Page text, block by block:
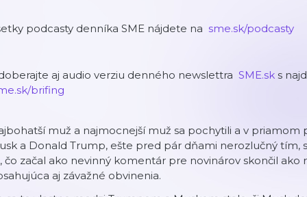
podcasty denníka SME nájdete na ⁠⁠⁠⁠⁠⁠⁠⁠⁠⁠⁠⁠⁠⁠⁠⁠⁠⁠⁠⁠⁠⁠⁠⁠⁠⁠⁠⁠⁠⁠⁠⁠⁠⁠⁠⁠⁠⁠⁠⁠⁠⁠⁠⁠⁠⁠⁠⁠⁠⁠⁠⁠⁠⁠⁠⁠⁠⁠⁠⁠⁠⁠⁠⁠⁠⁠⁠⁠⁠⁠⁠⁠⁠⁠⁠⁠⁠⁠⁠⁠⁠⁠⁠⁠⁠⁠⁠⁠⁠⁠⁠⁠⁠⁠⁠⁠⁠⁠⁠⁠⁠⁠⁠⁠⁠⁠⁠⁠⁠⁠⁠⁠⁠⁠⁠⁠⁠⁠⁠⁠⁠⁠⁠⁠⁠⁠⁠⁠⁠⁠⁠⁠⁠⁠⁠⁠⁠⁠⁠⁠⁠⁠⁠⁠⁠⁠⁠⁠⁠⁠⁠⁠⁠⁠⁠⁠⁠⁠⁠⁠⁠⁠⁠⁠⁠⁠⁠⁠⁠⁠⁠⁠⁠⁠⁠⁠⁠⁠⁠⁠⁠⁠⁠⁠⁠⁠⁠⁠⁠⁠⁠⁠⁠⁠⁠⁠⁠⁠⁠⁠⁠⁠⁠⁠⁠⁠⁠⁠⁠⁠⁠⁠⁠⁠⁠⁠⁠⁠⁠⁠⁠⁠⁠⁠⁠⁠⁠⁠⁠⁠⁠⁠⁠⁠⁠⁠⁠⁠⁠⁠⁠⁠⁠⁠⁠⁠⁠⁠⁠⁠⁠⁠⁠⁠⁠⁠⁠⁠⁠⁠⁠⁠⁠⁠⁠⁠⁠⁠⁠⁠⁠⁠⁠⁠⁠⁠⁠⁠⁠⁠⁠⁠⁠⁠⁠⁠⁠⁠⁠⁠⁠⁠⁠⁠⁠⁠⁠⁠⁠⁠⁠⁠⁠⁠⁠⁠⁠⁠⁠⁠⁠⁠⁠⁠⁠⁠⁠⁠⁠⁠⁠⁠⁠⁠⁠⁠⁠⁠⁠⁠⁠⁠⁠⁠⁠⁠⁠⁠⁠⁠⁠⁠⁠⁠⁠⁠⁠⁠⁠⁠⁠⁠⁠⁠⁠⁠⁠⁠⁠⁠⁠⁠⁠⁠⁠⁠⁠⁠⁠⁠⁠⁠⁠⁠⁠⁠⁠⁠⁠⁠⁠⁠⁠⁠⁠⁠⁠⁠⁠⁠⁠⁠⁠⁠⁠⁠⁠⁠⁠⁠⁠⁠⁠⁠⁠⁠⁠⁠⁠⁠⁠⁠⁠⁠⁠⁠⁠⁠⁠⁠⁠⁠⁠⁠⁠⁠⁠⁠⁠⁠⁠⁠⁠ sme.sk/podcasty⁠⁠⁠⁠⁠⁠⁠⁠⁠⁠⁠⁠⁠⁠⁠⁠⁠⁠⁠⁠⁠⁠⁠⁠⁠⁠⁠⁠⁠⁠⁠⁠⁠⁠⁠⁠⁠⁠⁠⁠⁠⁠⁠⁠⁠⁠⁠⁠⁠⁠⁠⁠⁠⁠⁠⁠⁠⁠⁠⁠⁠⁠⁠⁠⁠⁠⁠⁠⁠⁠⁠⁠⁠⁠⁠⁠⁠⁠⁠⁠⁠⁠⁠⁠⁠⁠⁠⁠⁠⁠⁠⁠⁠⁠⁠⁠⁠⁠⁠⁠⁠⁠⁠⁠⁠⁠⁠⁠⁠⁠⁠⁠⁠⁠⁠⁠⁠⁠⁠⁠⁠⁠⁠⁠⁠⁠⁠⁠⁠⁠⁠⁠⁠⁠⁠⁠⁠⁠⁠⁠⁠⁠⁠⁠⁠⁠⁠⁠⁠⁠⁠⁠⁠⁠⁠⁠⁠⁠⁠⁠⁠⁠⁠⁠⁠⁠⁠⁠⁠⁠⁠⁠⁠⁠⁠⁠⁠⁠⁠⁠⁠⁠⁠⁠⁠⁠⁠⁠⁠⁠⁠⁠⁠⁠⁠⁠⁠⁠⁠⁠⁠⁠⁠⁠⁠⁠⁠⁠⁠⁠⁠⁠⁠⁠⁠⁠⁠⁠⁠⁠⁠⁠⁠⁠⁠⁠⁠⁠⁠⁠⁠⁠⁠⁠⁠⁠⁠⁠⁠⁠⁠⁠⁠⁠⁠⁠⁠⁠⁠⁠⁠⁠⁠⁠⁠⁠⁠⁠⁠⁠⁠⁠⁠⁠⁠⁠⁠⁠⁠⁠⁠⁠⁠⁠⁠⁠⁠⁠⁠⁠⁠⁠⁠⁠⁠⁠⁠⁠⁠⁠⁠⁠⁠⁠⁠⁠⁠⁠⁠⁠⁠⁠⁠⁠⁠⁠⁠⁠⁠⁠⁠⁠⁠⁠⁠⁠⁠⁠⁠⁠⁠⁠⁠⁠⁠⁠⁠⁠⁠⁠⁠⁠⁠⁠⁠⁠⁠⁠⁠⁠⁠⁠⁠⁠⁠⁠⁠⁠⁠⁠⁠⁠⁠⁠⁠⁠⁠⁠⁠⁠⁠⁠⁠⁠⁠⁠⁠⁠⁠⁠⁠⁠⁠⁠⁠⁠⁠⁠⁠⁠⁠⁠⁠⁠⁠⁠⁠⁠⁠⁠⁠⁠⁠⁠⁠⁠⁠⁠⁠⁠⁠⁠⁠⁠⁠⁠⁠⁠⁠⁠⁠⁠⁠⁠⁠⁠⁠⁠⁠⁠⁠⁠⁠⁠⁠⁠⁠⁠⁠⁠⁠⁠⁠
aj audio verziu denného newslettra ⁠⁠⁠⁠⁠⁠⁠⁠⁠⁠⁠⁠⁠⁠⁠⁠⁠⁠⁠⁠⁠⁠⁠⁠⁠⁠⁠⁠⁠⁠⁠⁠⁠⁠⁠⁠⁠⁠⁠⁠⁠⁠⁠⁠⁠⁠⁠⁠⁠⁠⁠⁠⁠⁠⁠⁠⁠⁠⁠⁠⁠⁠⁠⁠⁠⁠⁠⁠⁠⁠⁠⁠⁠⁠⁠⁠⁠⁠⁠⁠⁠⁠⁠⁠⁠⁠⁠⁠⁠⁠⁠⁠⁠⁠⁠⁠⁠⁠⁠⁠⁠⁠⁠⁠⁠⁠⁠⁠⁠⁠⁠⁠⁠⁠⁠⁠⁠⁠⁠⁠⁠⁠⁠⁠⁠⁠⁠⁠⁠⁠⁠⁠⁠⁠⁠⁠⁠⁠⁠⁠⁠⁠⁠⁠⁠⁠⁠⁠⁠⁠⁠⁠⁠⁠⁠⁠⁠⁠⁠⁠⁠⁠⁠⁠⁠⁠⁠⁠⁠⁠⁠⁠⁠⁠⁠⁠⁠⁠⁠⁠⁠⁠⁠⁠⁠⁠⁠⁠⁠⁠⁠⁠⁠⁠⁠⁠⁠⁠⁠⁠⁠⁠⁠⁠⁠⁠⁠⁠⁠⁠⁠⁠⁠⁠⁠⁠⁠⁠⁠⁠⁠⁠⁠⁠⁠⁠⁠⁠⁠⁠⁠⁠⁠⁠⁠⁠⁠⁠⁠⁠⁠⁠⁠⁠⁠⁠⁠⁠⁠⁠⁠⁠⁠⁠⁠⁠⁠⁠⁠⁠⁠⁠⁠⁠⁠⁠⁠⁠⁠⁠⁠⁠⁠⁠⁠⁠⁠⁠⁠⁠⁠⁠⁠⁠⁠⁠⁠⁠⁠⁠⁠⁠⁠⁠⁠⁠⁠⁠⁠⁠⁠⁠⁠⁠⁠⁠⁠⁠⁠⁠⁠⁠⁠⁠⁠⁠⁠⁠⁠⁠⁠⁠⁠⁠⁠⁠⁠⁠⁠⁠⁠⁠⁠⁠⁠⁠⁠⁠⁠⁠⁠⁠⁠⁠⁠⁠⁠⁠⁠⁠⁠⁠⁠⁠⁠⁠⁠⁠⁠⁠⁠⁠⁠⁠⁠⁠⁠⁠⁠⁠⁠⁠⁠⁠⁠⁠⁠⁠⁠⁠⁠⁠⁠⁠⁠⁠⁠⁠⁠⁠⁠⁠⁠⁠⁠⁠⁠⁠⁠⁠⁠⁠⁠⁠⁠⁠⁠⁠⁠⁠⁠⁠⁠⁠⁠⁠⁠⁠⁠⁠⁠⁠⁠⁠⁠⁠⁠⁠⁠⁠⁠⁠⁠ SME.sk⁠⁠⁠⁠⁠⁠⁠⁠⁠⁠⁠⁠⁠⁠⁠⁠⁠⁠⁠⁠⁠⁠⁠⁠⁠⁠⁠⁠⁠⁠⁠⁠⁠⁠⁠⁠⁠⁠⁠⁠⁠⁠⁠⁠⁠⁠⁠⁠⁠⁠⁠⁠⁠⁠⁠⁠⁠⁠⁠⁠⁠⁠⁠⁠⁠⁠⁠⁠⁠⁠⁠⁠⁠⁠⁠⁠⁠⁠⁠⁠⁠⁠⁠⁠⁠⁠⁠⁠⁠⁠⁠⁠⁠⁠⁠⁠⁠⁠⁠⁠⁠⁠⁠⁠⁠⁠⁠⁠⁠⁠⁠⁠⁠⁠⁠⁠⁠⁠⁠⁠⁠⁠⁠⁠⁠⁠⁠⁠⁠⁠⁠⁠⁠⁠⁠⁠⁠⁠⁠⁠⁠⁠⁠⁠⁠⁠⁠⁠⁠⁠⁠⁠⁠⁠⁠⁠⁠⁠⁠⁠⁠⁠⁠⁠⁠⁠⁠⁠⁠⁠⁠⁠⁠⁠⁠⁠⁠⁠⁠⁠⁠⁠⁠⁠⁠⁠⁠⁠⁠⁠⁠⁠⁠⁠⁠⁠⁠⁠⁠⁠⁠⁠⁠⁠⁠⁠⁠⁠⁠⁠⁠⁠⁠⁠⁠⁠⁠⁠⁠⁠⁠⁠⁠⁠⁠⁠⁠⁠⁠⁠⁠⁠⁠⁠⁠⁠⁠⁠⁠⁠⁠⁠⁠⁠⁠⁠⁠⁠⁠⁠⁠⁠⁠⁠⁠⁠⁠⁠⁠⁠⁠⁠⁠⁠⁠⁠⁠⁠⁠⁠⁠⁠⁠⁠⁠⁠⁠⁠⁠⁠⁠⁠⁠⁠⁠⁠⁠⁠⁠⁠⁠⁠⁠⁠⁠⁠⁠⁠⁠⁠⁠⁠⁠⁠⁠⁠⁠⁠⁠⁠⁠⁠⁠⁠⁠⁠⁠⁠⁠⁠⁠⁠⁠⁠⁠⁠⁠⁠⁠⁠⁠⁠⁠⁠⁠⁠⁠⁠⁠⁠⁠⁠⁠⁠⁠⁠⁠⁠⁠⁠⁠⁠⁠⁠⁠⁠⁠⁠⁠⁠⁠⁠⁠⁠⁠⁠⁠⁠⁠⁠⁠⁠⁠⁠⁠⁠⁠⁠⁠⁠⁠⁠⁠⁠⁠⁠⁠⁠⁠⁠⁠⁠⁠⁠⁠⁠⁠⁠⁠⁠⁠⁠⁠⁠⁠⁠⁠⁠⁠⁠⁠⁠⁠⁠⁠⁠⁠⁠⁠⁠⁠⁠⁠⁠⁠⁠⁠⁠⁠⁠⁠⁠⁠ s
brifing⁠⁠⁠⁠⁠⁠⁠⁠⁠⁠⁠⁠⁠⁠⁠⁠⁠⁠⁠⁠⁠⁠⁠⁠⁠⁠⁠⁠⁠⁠⁠⁠⁠⁠⁠⁠⁠⁠⁠⁠⁠⁠⁠⁠⁠⁠⁠⁠⁠⁠⁠⁠⁠⁠⁠⁠⁠⁠⁠⁠⁠⁠⁠⁠⁠⁠⁠⁠⁠⁠⁠⁠⁠⁠⁠⁠⁠⁠⁠⁠⁠⁠⁠⁠⁠⁠⁠⁠⁠⁠⁠⁠⁠⁠⁠⁠⁠⁠⁠⁠⁠⁠⁠⁠⁠⁠⁠⁠⁠⁠⁠⁠⁠⁠⁠⁠⁠⁠⁠⁠⁠⁠⁠⁠⁠⁠⁠⁠⁠⁠⁠⁠⁠⁠⁠⁠⁠⁠⁠⁠⁠⁠⁠⁠⁠⁠⁠⁠⁠⁠⁠⁠⁠⁠⁠⁠⁠⁠⁠⁠⁠⁠⁠⁠⁠⁠⁠⁠⁠⁠⁠⁠⁠⁠⁠⁠⁠⁠⁠⁠⁠⁠⁠⁠⁠⁠⁠⁠⁠⁠⁠⁠⁠⁠⁠⁠⁠⁠⁠⁠⁠⁠⁠⁠⁠⁠⁠⁠⁠⁠⁠⁠⁠⁠⁠⁠⁠⁠⁠⁠⁠⁠⁠⁠⁠⁠⁠⁠⁠⁠⁠⁠⁠⁠⁠⁠⁠⁠⁠⁠⁠⁠⁠⁠⁠⁠⁠⁠⁠⁠⁠⁠⁠⁠⁠⁠⁠⁠⁠⁠⁠⁠⁠⁠⁠⁠⁠⁠⁠⁠⁠⁠⁠⁠⁠⁠⁠⁠⁠⁠⁠⁠⁠⁠⁠⁠⁠⁠⁠⁠⁠⁠⁠⁠⁠⁠⁠⁠⁠⁠⁠⁠⁠⁠⁠⁠⁠⁠⁠⁠⁠⁠⁠⁠⁠⁠⁠⁠⁠⁠⁠⁠⁠⁠⁠⁠⁠⁠
muž a najmocnejší muž sa pochytili a v priamom
a Donald Trump, ešte pred pár dňami nerozlučný tím,
čo začal ako nevinný komentár pre novinárov skončil ako
aj závažné obvinenia.